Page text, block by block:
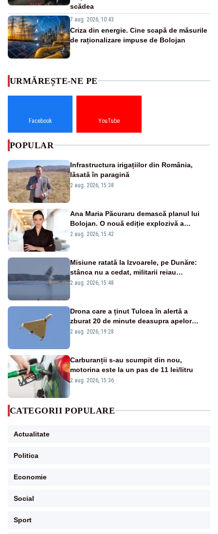
scădea
7 aug. 2026, 10:43
Criza din energie. Cine scapă de măsurile
de raționalizare impuse de Bolojan
URMĂREȘTE-NE PE
Facebook YouTube
POPULAR
Infrastructura irigațiilor din România,
lăsată în paragină
2 aug. 2026, 15:38
Ana Maria Păcuraru demască planul lui
Bolojan. O nouă ediție explozivă a
emisiunii „Miza Zilei” la Realitatea PLUS
2 aug. 2026, 15:42
Misiune ratată la Izvoarele, pe Dunăre:
stânca nu a cedat, militarii reiau
detonările luni – VIDEO
2 aug. 2026, 15:48
Drona care a ținut Tulcea în alertă a
zburat 20 de minute deasupra apelor
României. Au fost ridicate două F-16
2 aug. 2026, 19:28
Carburanții s-au scumpit din nou,
motorina este la un pas de 11 lei/litru
2 aug. 2026, 15:36
CATEGORII POPULARE
Actualitate
Politica
Economie
Social
Sport